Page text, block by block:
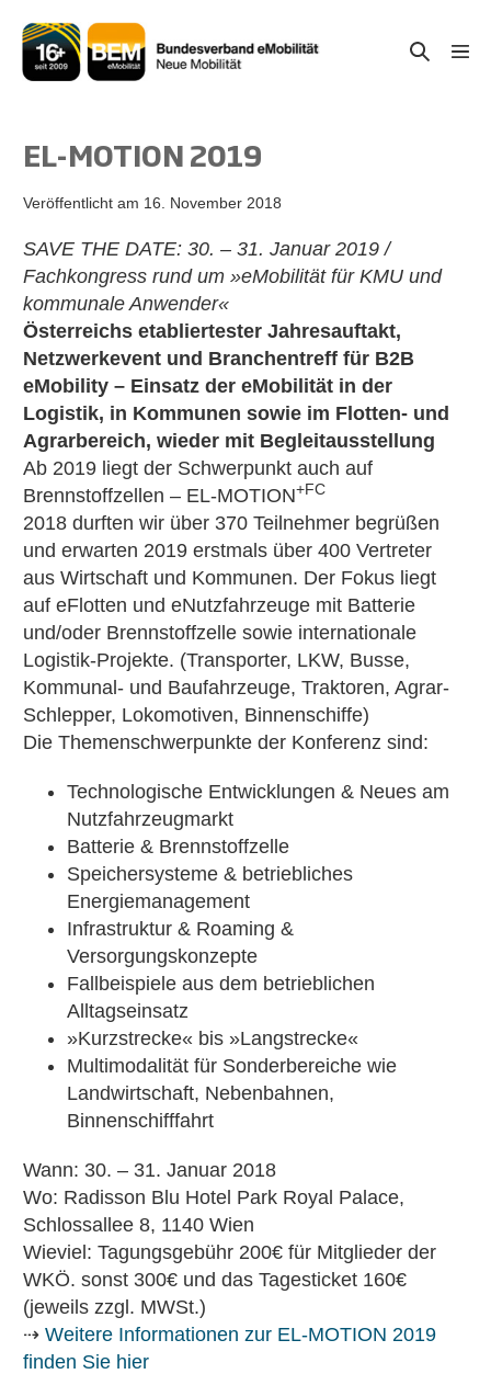
Inhalt
springen
Suche-
EL-MOTION 2019
Veröffentlicht am 16. November 2018
SAVE THE DATE: 30. – 31. Januar 2019 /
Fachkongress rund um »eMobilität für KMU und
kommunale Anwender«
Österreichs etabliertester Jahresauftakt,
Netzwerkevent und Branchentreff für B2B
eMobility – Einsatz der eMobilität in der
Logistik, in Kommunen sowie im Flotten- und
Agrarbereich, wieder mit Begleitausstellung
Ab 2019 liegt der Schwerpunkt auch auf
Brennstoffzellen – EL-MOTION+FC
2018 durften wir über 370 Teilnehmer begrüßen
und erwarten 2019 erstmals über 400 Vertreter
aus Wirtschaft und Kommunen. Der Fokus liegt
auf eFlotten und eNutzfahrzeuge mit Batterie
und/oder Brennstoffzelle sowie internationale
Logistik-Projekte. (Transporter, LKW, Busse,
Kommunal- und Baufahrzeuge, Traktoren, Agrar-
Schlepper, Lokomotiven, Binnenschiffe)
Die Themenschwerpunkte der Konferenz sind:
Technologische Entwicklungen & Neues am
Nutzfahrzeugmarkt
Batterie & Brennstoffzelle
Speichersysteme & betriebliches
Energiemanagement
Infrastruktur & Roaming &
Versorgungskonzepte
Fallbeispiele aus dem betrieblichen
Alltagseinsatz
»Kurzstrecke« bis »Langstrecke«
Multimodalität für Sonderbereiche wie
Landwirtschaft, Nebenbahnen,
Binnenschifffahrt
Wann: 30. – 31. Januar 2018
Wo: Radisson Blu Hotel Park Royal Palace,
Schlossallee 8, 1140 Wien
Wieviel: Tagungsgebühr 200€ für Mitglieder der
WKÖ. sonst 300€ und das Tagesticket 160€
(jeweils zzgl. MWSt.)
⇢ Weitere Informationen zur EL-MOTION 2019
finden Sie hier